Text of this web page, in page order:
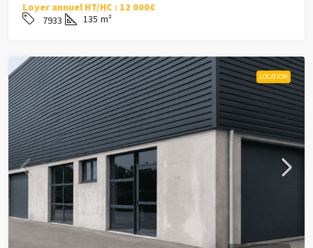
Loyer annuel HT/HC : 12 000€
7933
135 m²
LOCATION